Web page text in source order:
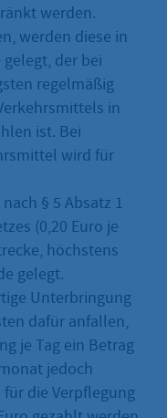
werden.
werden diese in
der bei
regelmäßig
in
ist. Bei
wird für
§ 5 Absatz 1
(0,20 Euro je
höchstens
gelegt.
Unterbringung
dafür anfallen,
je Tag ein Betrag
jedoch
die Verpflegung